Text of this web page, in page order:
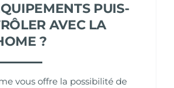
PUIS-
AVEC LA
?
vous offre la possibilité de